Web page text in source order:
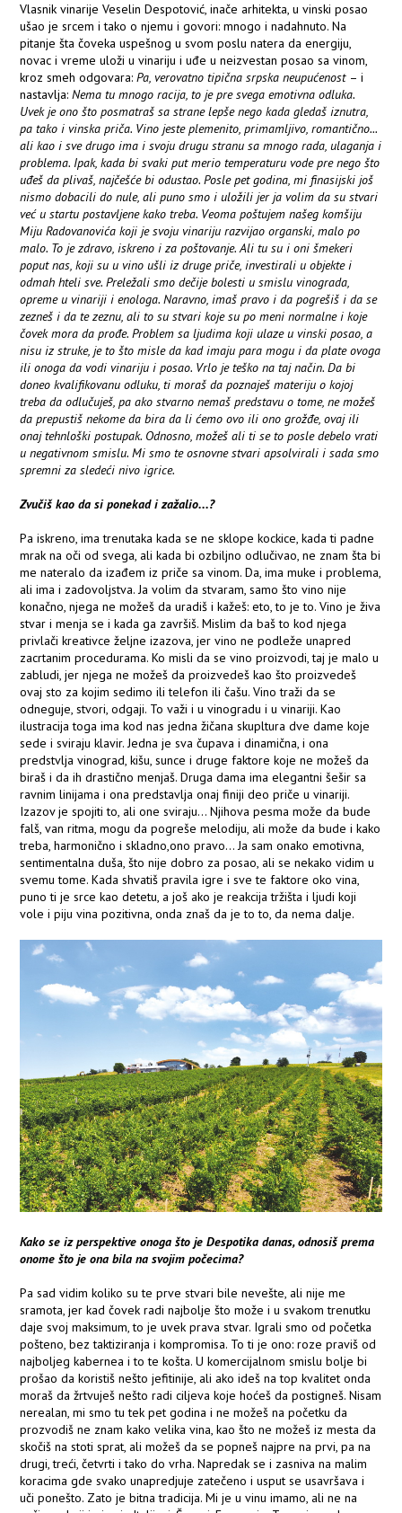
Vlasnik vinarije Veselin Despotović, inače arhitekta, u vinski posao
ušao je srcem i tako o njemu i govori: mnogo i nadahnuto. Na
pitanje šta čoveka uspešnog u svom poslu natera da energiju,
novac i vreme uloži u vinariju i uđe u neizvestan posao sa vinom,
kroz smeh odgovara:Pa, verovatno tipična srpska neupućenost – i
nastavlja:Nema tu mnogo racija, to je pre svega emotivna odluka.
Uvek je ono što posmatraš sa strane lepše nego kada gledaš iznutra,
pa tako i vinska priča. Vino jeste plemenito, primamljivo, romantično...
ali kao i sve drugo ima i svoju drugu stranu sa mnogo rada, ulaganja i
problema. Ipak, kada bi svaki put merio temperaturu vode pre nego što
uđeš da plivaš, najčešće bi odustao. Posle pet godina, mi finasijski još
nismo dobacili do nule, ali puno smo i uložili jer ja volim da su stvari
već u startu postavljene kako treba. Veoma poštujem našeg komšiju
Miju Radovanovića koji je svoju vinariju razvijao organski, malo po
malo. To je zdravo, iskreno i za poštovanje. Ali tu su i oni šmekeri
poput nas, koji su u vino ušli iz druge priče, investirali u objekte i
odmah hteli sve. Preležali smo dečije bolesti u smislu vinograda,
opreme u vinariji i enologa. Naravno, imaš pravo i da pogrešiš i da se
zezneš i da te zeznu, ali to su stvari koje su po meni normalne i koje
čovek mora da prođe. Problem sa ljudima koji ulaze u vinski posao, a
nisu iz struke, je to što misle da kad imaju para mogu i da plate ovoga
ili onoga da vodi vinariju i posao. Vrlo je teško na taj način. Da bi
doneo kvalifikovanu odluku, ti moraš da poznaješ materiju o kojoj
treba da odlučuješ, pa ako stvarno nemaš predstavu o tome, ne možeš
da prepustiš nekome da bira da li ćemo ovo ili ono grožđe, ovaj ili
onaj tehnloški postupak. Odnosno, možeš ali ti se to posle debelo vrati
u negativnom smislu. Mi smo te osnovne stvari apsolvirali i sada smo
spremni za sledeći nivo igrice.
Zvučiš kao da si ponekad i zažalio...?
Pa iskreno, ima trenutaka kada se ne sklope kockice, kada ti padne
mrak na oči od svega, ali kada bi ozbiljno odlučivao, ne znam šta bi
me nateralo da izađem iz priče sa vinom. Da, ima muke i problema,
ali ima i zadovoljstva. Ja volim da stvaram, samo što vino nije
konačno, njega ne možeš da uradiš i kažeš: eto, to je to. Vino je živa
stvar i menja se i kada ga završiš. Mislim da baš to kod njega
privlači kreativce željne izazova, jer vino ne podleže unapred
zacrtanim procedurama. Ko misli da se vino proizvodi, taj je malo u
zabludi, jer njega ne možeš da proizvedeš kao što proizvedeš
ovaj sto za kojim sedimo ili telefon ili čašu. Vino traži da se
odneguje, stvori, odgaji. To važi i u vinogradu i u vinariji. Kao
ilustracija toga ima kod nas jedna žičana skupltura dve dame koje
sede i sviraju klavir. Jedna je sva čupava i dinamična, i ona
predstvlja vinograd, kišu, sunce i druge faktore koje ne možeš da
biraš i da ih drastično menjaš. Druga dama ima elegantni šešir sa
ravnim linijama i ona predstavlja onaj finiji deo priče u vinariji.
Izazov je spojiti to, ali one sviraju... Njihova pesma može da bude
falš, van ritma, mogu da pogreše melodiju, ali može da bude i kako
treba, harmonično i skladno,ono pravo... Ja sam onako emotivna,
sentimentalna duša, što nije dobro za posao, ali se nekako vidim u
svemu tome. Kada shvatiš pravila igre i sve te faktore oko vina,
puno ti je srce kao detetu, a još ako je reakcija tržišta i ljudi koji
vole i piju vina pozitivna, onda znaš da je to to, da nema dalje.
Kako se iz perspektive onoga što je Despotika danas, odnosiš prema
onome što je ona bila na svojim počecima?
Pa sad vidim koliko su te prve stvari bile nevešte, ali nije me
sramota, jer kad čovek radi najbolje što može i u svakom trenutku
daje svoj maksimum, to je uvek prava stvar. Igrali smo od početka
pošteno, bez taktiziranja i kompromisa. To ti je ono: roze praviš od
najboljeg kabernea i to te košta. U komercijalnom smislu bolje bi
prošao da koristiš nešto jefitinije, ali ako ideš na top kvalitet onda
moraš da žrtvuješ nešto radi ciljeva koje hoćeš da postigneš. Nisam
nerealan, mi smo tu tek pet godina i ne možeš na početku da
prozvodiš ne znam kako velika vina, kao što ne možeš iz mesta da
skočiš na stoti sprat, ali možeš da se popneš najpre na prvi, pa na
drugi, treći, četvrti i tako do vrha. Napredak se i zasniva na malim
koracima gde svako unapredjuje zatečeno i usput se usavršava i
uči ponešto. Zato je bitna tradicija. Mi je u vinu imamo, ali ne na